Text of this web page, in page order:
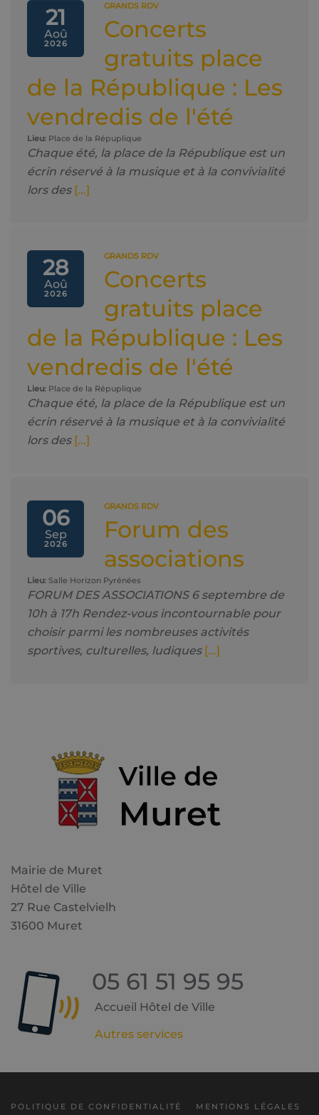
21
Aoû
2026
GRANDS RDV
Concerts
gratuits place
de la République : Les
vendredis de l'été
Lieu: Place de la Répuplique
Chaque été, la place de la République est un
écrin réservé à la musique et à la convivialité
lors des [...]
28
Aoû
2026
GRANDS RDV
Concerts
gratuits place
de la République : Les
vendredis de l'été
Lieu: Place de la Répuplique
Chaque été, la place de la République est un
écrin réservé à la musique et à la convivialité
lors des [...]
06
Sep
2026
GRANDS RDV
Forum des
associations
Lieu: Salle Horizon Pyrénées
FORUM DES ASSOCIATIONS 6 septembre de
10h à 17h Rendez-vous incontournable pour
choisir parmi les nombreuses activités
sportives, culturelles, ludiques [...]
Mairie de Muret
Hôtel de Ville
27 Rue Castelvielh
31600 Muret
05 61 51 95 95
Accueil Hôtel de Ville
Autres services
POLITIQUE DE CONFIDENTIALITÉ
MENTIONS LÉGALES